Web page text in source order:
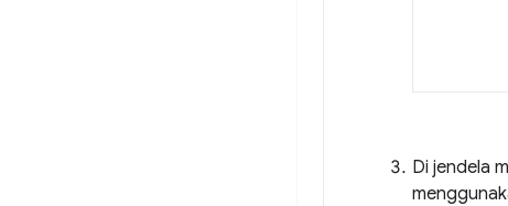
Di jendela